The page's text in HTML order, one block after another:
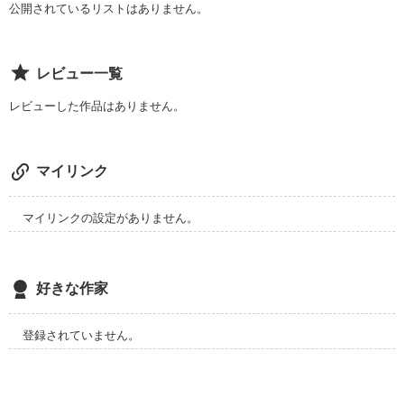
作品を読む
公開されているリストはありません。
レビュー一覧
レビューした作品はありません。
マイリンク
マイリンクの設定がありません。
好きな作家
登録されていません。